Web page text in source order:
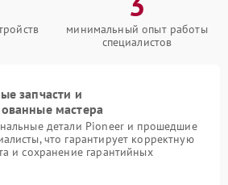
минимальный опыт работы
специалистов
запчасти и
мастера
детали Pioneer и прошедшие
что гарантирует корректную
и сохранение гарантийных